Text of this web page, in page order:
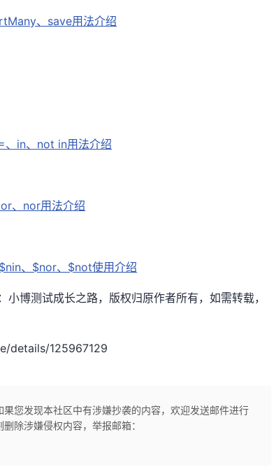
、save用法介绍
in、not in用法介绍
、nor用法介绍
、$nor、$not使用介绍
博测试成长之路，版权归原作者所有，如需转载，
details/125967129
果您发现本社区中有涉嫌抄袭的内容，欢迎发送邮件进行
除涉嫌侵权内容，举报邮箱：